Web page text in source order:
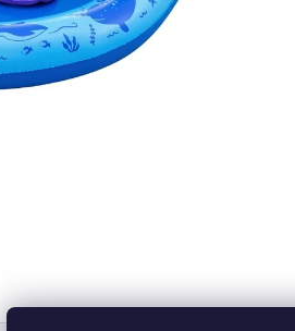
KUNIBOO PB-13675
NAFUKOVACÍ BAZÉNIK
STRIEŠKOU Ø 102 X 103
€12,90